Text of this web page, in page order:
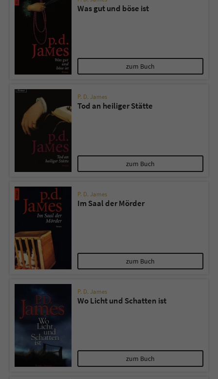
Was gut und böse ist
zum Buch
P. D. James
Tod an heiliger Stätte
zum Buch
P. D. James
Im Saal der Mörder
zum Buch
P. D. James
Wo Licht und Schatten ist
zum Buch